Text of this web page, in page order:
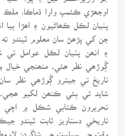
اوجھڙي ڪئمپ وارا ڌماڪا، ملڪ
پٺيان لڪل ڪھاڻيون ۽ اھڙا
جن کي پڙھڻ سان معلوم ٿيندو
۽ انھن پٺيان لڪل عوامل
ڳُوڙھي نظر ھئي. منھنجي خيال
تاريخ تي جيترو ڳُوڙھي نظر
شايد ئي ٻئي ڪنھن لکيو
تحريرون ڪتابي شڪل ۾ اچي
تاريخي دستاويز ثابت ٿيندو
وقت جي سياست جي شاگردن لاءِ